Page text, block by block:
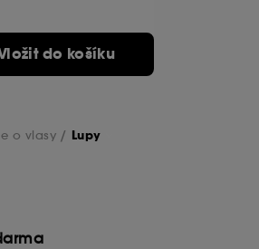
do košíku
o vlasy Lupy
Své volby týkající se používání
upravit pomocí tlačítka níže
nebo zvolit možnost "Přijmout vše".